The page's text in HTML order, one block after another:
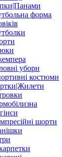
форма
убори
костюми
шорти